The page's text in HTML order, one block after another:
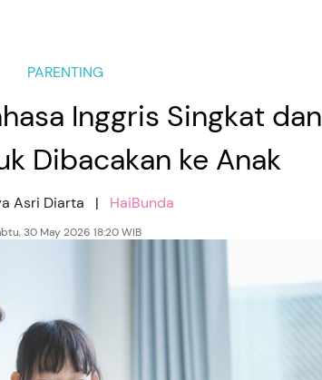
PARENTING
Inggris Singkat dan
Dibacakan ke Anak
Asri Diarta | HaiBunda
30 May 2026 18:20 WIB